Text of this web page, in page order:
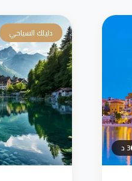
3 د
دليلك السياحي